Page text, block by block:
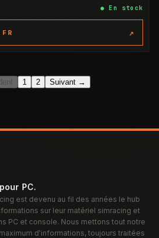
●En stock
↗
1 2 Suivant →
PC.
est devenu au fil des années le hub
sur leur matériel simracing et
PC et console. Nous mettons tout notre
d'informations, toujours traitées